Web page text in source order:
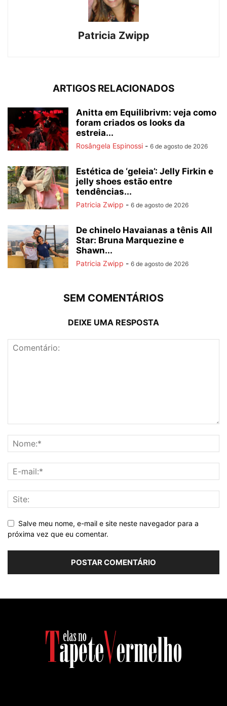
Patricia Zwipp
ARTIGOS RELACIONADOS
Anitta em Equilibrivm: veja como
foram criados os looks da
estreia...
Rosângela Espinossi - 6 de agosto de 2026
Estética de ‘geleia’: Jelly Firkin e
jelly shoes estão entre
tendências...
Patricia Zwipp - 6 de agosto de 2026
De chinelo Havaianas a tênis All
Star: Bruna Marquezine e
Shawn...
Patricia Zwipp - 6 de agosto de 2026
SEM COMENTÁRIOS
DEIXE UMA RESPOSTA
Salve meu nome, e-mail e site neste navegador para a
próxima vez que eu comentar.